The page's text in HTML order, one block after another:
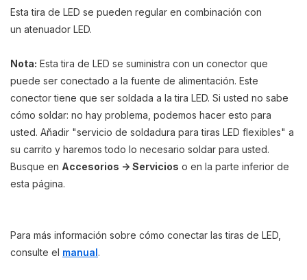
Esta tira de LED se pueden regular en combinación con
un atenuador LED.
Nota: Esta tira de LED se suministra con un conector que
puede ser conectado a la fuente de alimentación. Este
conector tiene que ser soldada a la tira LED. Si usted no sabe
cómo soldar: no hay problema, podemos hacer esto para
usted. Añadir "servicio de soldadura para tiras LED flexibles" a
su carrito y haremos todo lo necesario soldar para usted.
Busque en Accesorios -> Servicios o en la parte inferior de
esta página.
Para más información sobre cómo conectar las tiras de LED,
consulte el manual.